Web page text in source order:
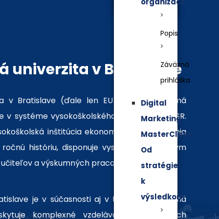
Popis
Záväzná
prihláška
Digital
Marketing
MasterClass.
Od
stratégie
k
výsledkom
univerzita v Bratislave
v Bratislave (ďale len EU v Bratislave) má
v systéme vysokoškolského vzdelávania v SR.
inštitúcia ekonomického zamerania
históriu, disponuje vysokokvalifikovaným
a výskumných pracovníkov.
je v súčasnosti aj v tom, že ako jediná
komplexné vzdelávanie v odboroch